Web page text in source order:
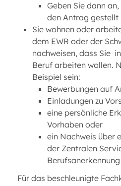
Geben Sie dann
den Antrag gestellt
Sie wohnen oder
dem EWR oder der
nachweisen, dass Sie
Beruf arbeiten wollen.
Beispiel sein:
Bewerbungen auf
Einladungen zu
eine persönliche
Vorhaben oder
ein Nachweis über
der Zentralen
Für das beschleunigte